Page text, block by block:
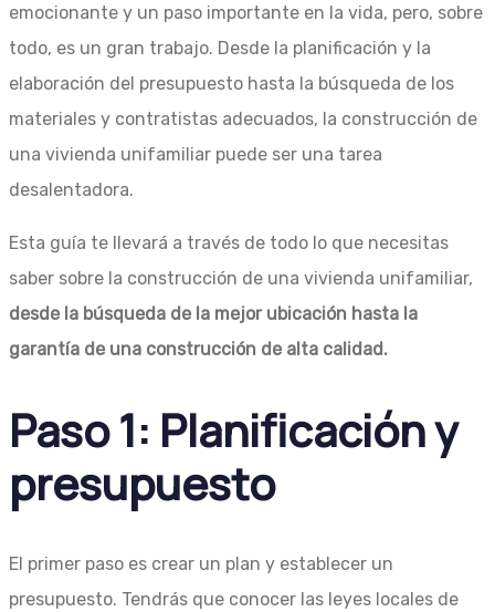
emocionante y un paso importante en la vida, pero, sobre
todo, es un gran trabajo. Desde la planificación y la
elaboración del presupuesto hasta la búsqueda de los
materiales y contratistas adecuados, la construcción de
una vivienda unifamiliar puede ser una tarea
desalentadora.
Esta guía te llevará a través de todo lo que necesitas
saber sobre la construcción de una vivienda unifamiliar,
desde la búsqueda de la mejor ubicación hasta la
garantía de una construcción de alta calidad.
Paso 1: Planificación y
presupuesto
El primer paso es crear un plan y establecer un
presupuesto. Tendrás que conocer las leyes locales de